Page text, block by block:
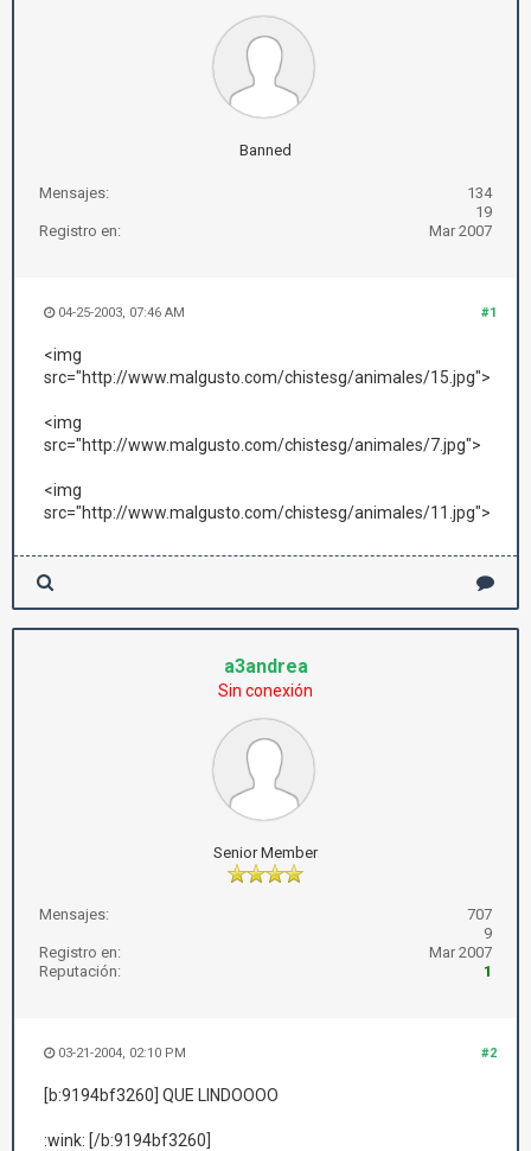
Banned
Mensajes:
134
19
Registro en:
Mar 2007
#1
04-25-2003, 07:46 AM
<img
src="http://www.malgusto.com/chistesg/animales/15.jpg">
<img
src="http://www.malgusto.com/chistesg/animales/7.jpg">
<img
src="http://www.malgusto.com/chistesg/animales/11.jpg">
a3andrea
Sin conexión
Senior Member
Mensajes:
707
9
Registro en:
Mar 2007
Reputación:
1
#2
03-21-2004, 02:10 PM
[b:9194bf3260] QUE LINDOOOO
:wink: [/b:9194bf3260]